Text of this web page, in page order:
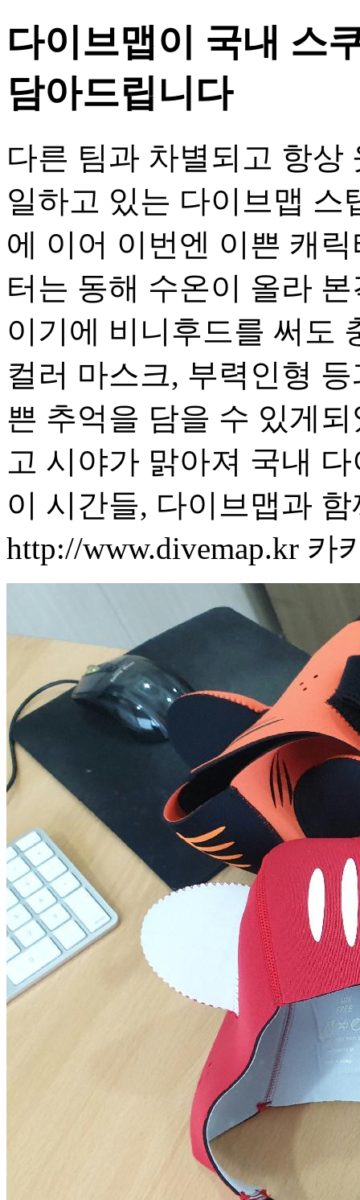
다이브맵이 국내 스
담아드립니다
다른 팀과 차별되고 항상
일하고 있는 다이브맵 스
에 이어 이번엔 이쁜 캐
터는 동해 수온이 올라
이기에 비니후드를 써도
컬러 마스크, 부력인형
쁜 추억을 담을 수 있게
고 시야가 맑아져 국내
이 시간들, 다이브맵과
http://www.divemap.kr 카